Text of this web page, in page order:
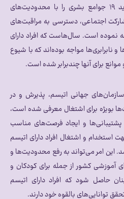
طی یکسال گذشته پاندمی کووید ۱۹ جوامع بشری را با محدودیت‌های
اجتماعی، دسترسی به مراقبت‌های
نموده است. سال‌هاست که افراد دارای
نابرابری‌ها مواجه بوده‌اند که با شیوع
برای آنها چندبرابر شده است.
سال ۲۰۲۱ توسط سازمان‌های جهانی اتیسم، پذیرش و در
بویژه برای اشتغال معرفی شده است،
پشتیبانی‌ها و ایجاد فرصت‌های مناسب
و اشتغال افراد دارای اتیسم
این امر می‌تواند به رفع محدودیت‌ها و
کشور از جمله برای کودکان و
حاصل شود که افراد دارای اتیسم
توانایی‌های بالقوه خود دارند.